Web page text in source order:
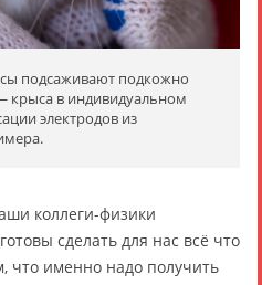
подсаживают подкожно
крыса в индивидуальном
электродов из
коллеги-физики
сделать для нас всё что
что именно надо получить